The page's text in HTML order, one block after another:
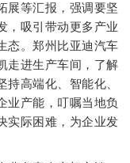
展等汇报，强调要坚
，吸引带动更多产业
态。郑州比亚迪汽车
走进生产车间，了解
高端化、智能化、
业产能，叮嘱当地负
实际困难，为企业发